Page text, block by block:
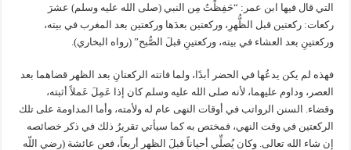
التي قال فيها ابن عمر‏:‏ “‏حَفِظْتُ مِن النبي (صلى الله عليه وسلم) عشرَ
ركعات‏:‏ ركعتين قبل الظُّهرِ، وركعتين بعدَها وركعتين بعد المغرب في بيته،
وركعتينِ بعد العشاء في بيته، وركعتينِ قبلَ الصُّبح‏” ‏(رواه البخاري).
فهذه لم يكن يدعُها في الحضر أبدًا، ولما فاتته الركعتانِ بعد الظهر قضاهما بعد
العصر، وداوم عليهما، لأنه صلى الله عليه وسلم كان إذا عَمِلَ عَملاً أثبته،
وقضاء‏.‏ السنن الرواتب في أوقات النهى عام له ولأمته، وأما المداومة على تلك
الركعتين في وقت النهي، فمختص به كما سيأتي تقريرُ ذلك في ذكر خصائصه
إن شاء الله تعالى‏.‏ وكان يُصلِّي أحياناً قبلَ الظهر أربعاً، فعن عائشة (رضي اللّه